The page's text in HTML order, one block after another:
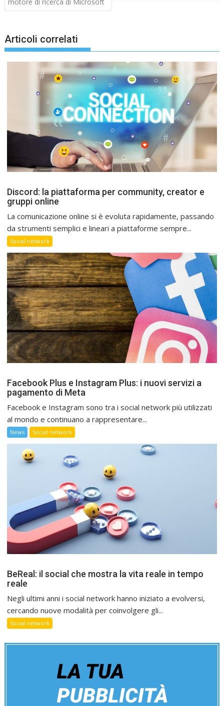
Articoli correlati
Discord: la piattaforma per community, creator e
gruppi online
La comunicazione online si è evoluta rapidamente, passando
da strumenti semplici e lineari a piattaforme sempre...
Social network
Facebook Plus e Instagram Plus: i nuovi servizi a
pagamento di Meta
Facebook e Instagram sono tra i social network più utilizzati
al mondo e continuano a rappresentare...
News Social network
BeReal: il social che mostra la vita reale in tempo
reale
Negli ultimi anni i social network hanno iniziato a evolversi,
cercando nuove modalità per coinvolgere gli...
Social network